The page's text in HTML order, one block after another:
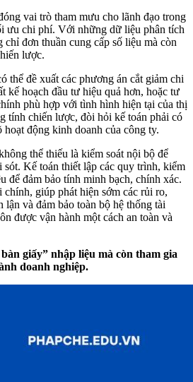
vai trò tham mưu cho lãnh đạo trong
ưu chi phí. Với những dữ liệu phân tích
đơn thuần cung cấp số liệu mà còn
lược.
thể đề xuất các phương án cắt giảm chi
kế hoạch đầu tư hiệu quả hơn, hoặc tư
phù hợp với tình hình hiện tại của thị
tính chiến lược, đòi hỏi kế toán phải có
động kinh doanh của công ty.
thể thiếu là kiểm soát nội bộ để
sót. Kế toán thiết lập các quy trình, kiểm
để đảm bảo tính minh bạch, chính xác.
giúp phát hiện sớm các rủi ro,
lận và đảm bảo toàn bộ hệ thống tài
được vận hành một cách an toàn và
giấy” nhập liệu mà còn tham gia
doanh nghiệp.